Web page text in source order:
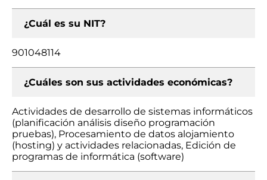
¿Cuál es su NIT?
901048114
¿Cuáles son sus actividades económicas?
Actividades de desarrollo de sistemas informáticos
(planificación análisis diseño programación
pruebas), Procesamiento de datos alojamiento
(hosting) y actividades relacionadas, Edición de
programas de informática (software)